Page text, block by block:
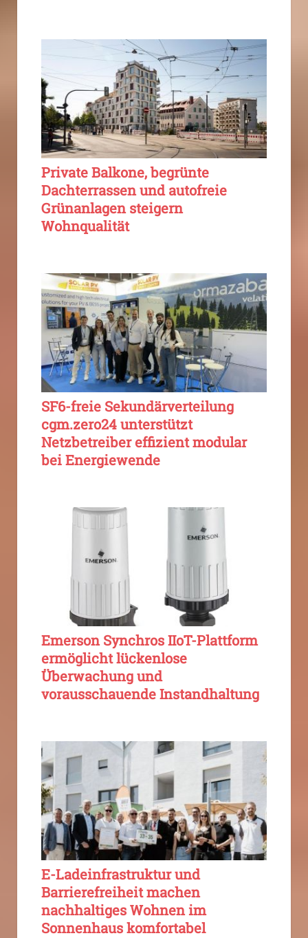
Private Balkone, begrünte
Dachterrassen und autofreie
Grünanlagen steigern
Wohnqualität
SF6-freie Sekundärverteilung
cgm.zero24 unterstützt
Netzbetreiber effizient modular
bei Energiewende
Emerson Synchros IIoT-Plattform
ermöglicht lückenlose
Überwachung und
vorausschauende Instandhaltung
E-Ladeinfrastruktur und
Barrierefreiheit machen
nachhaltiges Wohnen im
Sonnenhaus komfortabel